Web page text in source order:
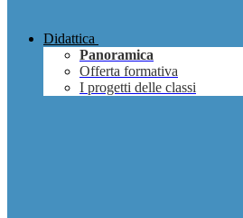
Didattica
Panoramica
Offerta formativa
I progetti delle classi